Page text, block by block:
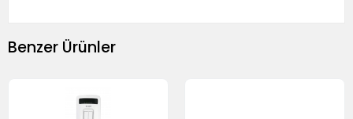
Benzer Ürünler